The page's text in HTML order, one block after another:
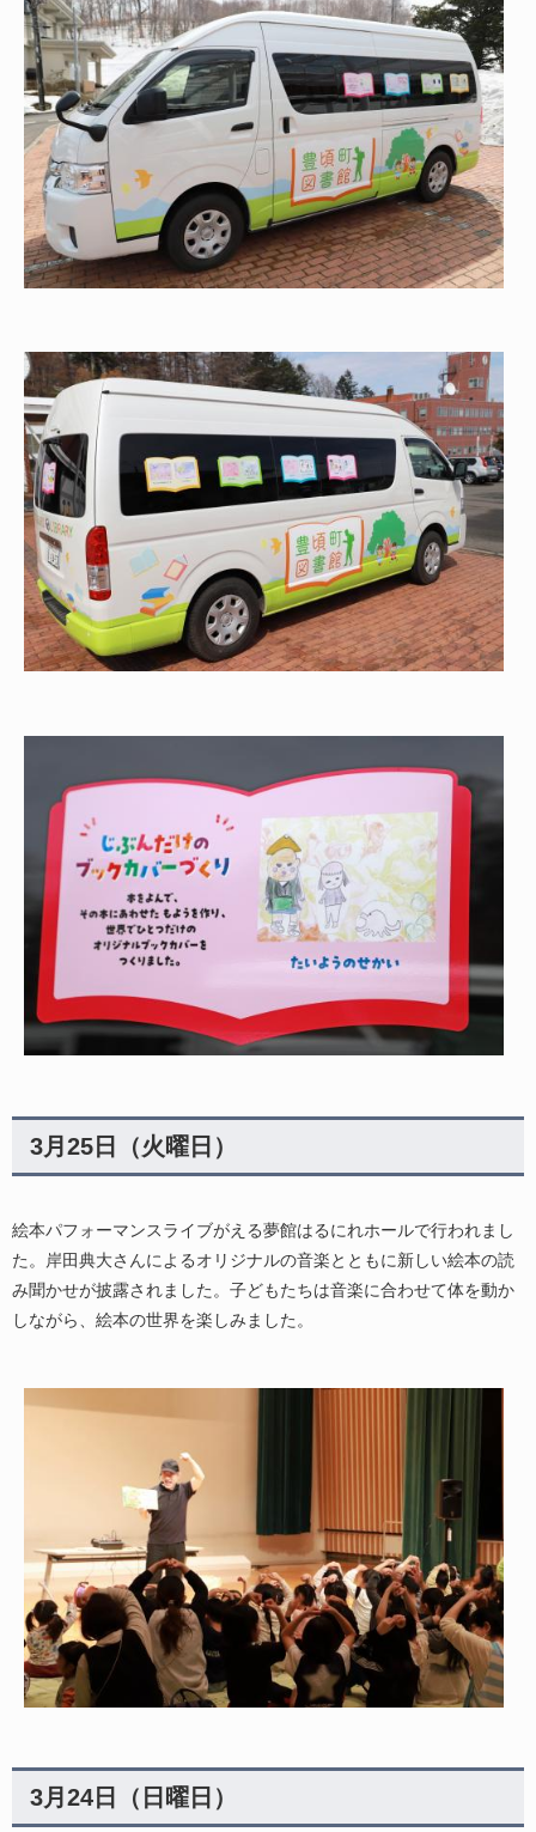
3月25日（火曜日）
絵本パフォーマンスライブがえる夢館はるにれホールで行われまし
た。岸田典大さんによるオリジナルの音楽とともに新しい絵本の読
み聞かせが披露されました。子どもたちは音楽に合わせて体を動か
しながら、絵本の世界を楽しみました。
3月24日（日曜日）​